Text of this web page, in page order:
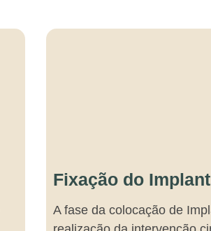
Fixação do
A fase da colocação de